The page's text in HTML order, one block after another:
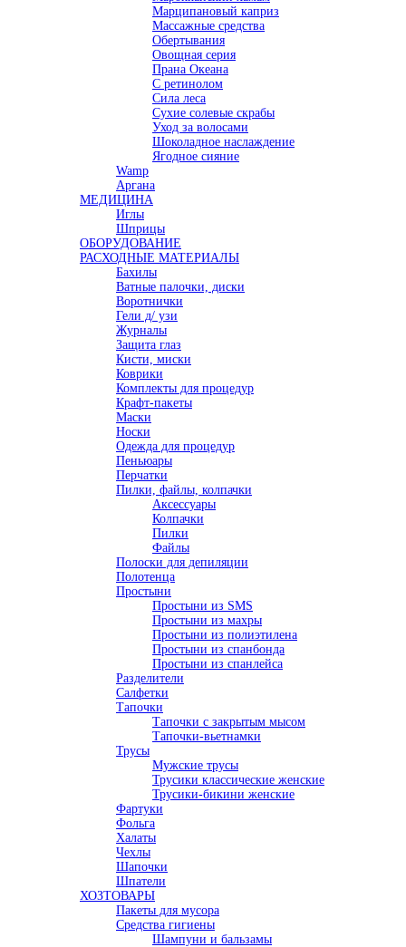
Марципановый каприз
Массажные средства
Обертывания
Овощная серия
Прана Океана
С ретинолом
Сила леса
Сухие солевые скрабы
Уход за волосами
Шоколадное наслаждение
Ягодное сияние
Wamp
Аргана
МЕДИЦИНА
Иглы
Шприцы
ОБОРУДОВАНИЕ
РАСХОДНЫЕ МАТЕРИАЛЫ
Бахилы
Ватные палочки, диски
Воротнички
Гели д/ узи
Журналы
Защита глаз
Кисти, миски
Коврики
Комплекты для процедур
Крафт-пакеты
Маски
Носки
Одежда для процедур
Пеньюары
Перчатки
Пилки, файлы, колпачки
Аксессуары
Колпачки
Пилки
Файлы
Полоски для депиляции
Полотенца
Простыни
Простыни из SMS
Простыни из махры
Простыни из полиэтилена
Простыни из спанбонда
Простыни из спанлейса
Разделители
Салфетки
Тапочки
Тапочки с закрытым мысом
Тапочки-вьетнамки
Трусы
Мужские трусы
Трусики классические женские
Трусики-бикини женские
Фартуки
Фольга
Халаты
Чехлы
Шапочки
Шпатели
ХОЗТОВАРЫ
Пакеты для мусора
Средства гигиены
Шампуни и бальзамы